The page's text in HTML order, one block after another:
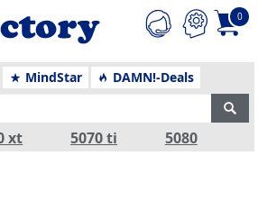
0
MindStar DAMN!-Deals
xt 5070 ti 5080